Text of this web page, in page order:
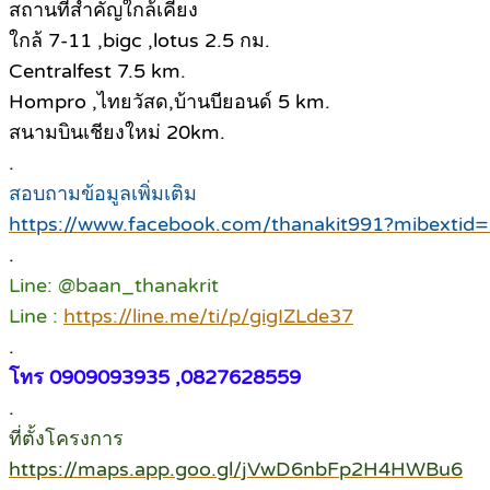
สถานที่สำคัญใกล้เคียง
ใกล้ 7-11 ,bigc ,lotus 2.5 กม.
Centralfest 7.5 km.
Hompro ,ไทยวัสด,บ้านบียอนด์ 5 km.
สนามบินเชียงใหม่ 20km.
.
สอบถามข้อมูลเพิ่มเติม
https://www.facebook.com/
.
Line: @baan_thanakrit
Line : https://line.me/ti/p/gigIZLde37
.
โทร 0909093935 ,0827628559
.
ที่ตั้งโครงการ
https://maps.app.goo.gl/jVwD6nbFp2H4HWBu6